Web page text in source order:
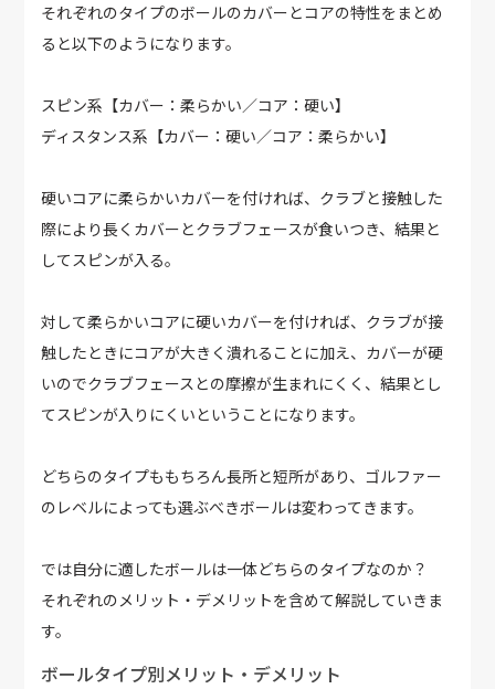
それぞれのタイプのボールのカバーとコアの特性をまとめ
ると以下のようになります。
スピン系【カバー：柔らかい／コア：硬い】
ディスタンス系【カバー：硬い／コア：柔らかい】
硬いコアに柔らかいカバーを付ければ、クラブと接触した
際により長くカバーとクラブフェースが食いつき、結果と
してスピンが入る。
対して柔らかいコアに硬いカバーを付ければ、クラブが接
触したときにコアが大きく潰れることに加え、カバーが硬
いのでクラブフェースとの摩擦が生まれにくく、結果とし
てスピンが入りにくいということになります。
どちらのタイプももちろん長所と短所があり、ゴルファー
のレベルによっても選ぶべきボールは変わってきます。
では自分に適したボールは一体どちらのタイプなのか？
それぞれのメリット・デメリットを含めて解説していきま
す。
ボールタイプ別メリット・デメリット